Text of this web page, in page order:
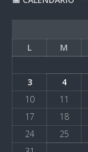
L
M
3
4
10
11
17
18
24
25